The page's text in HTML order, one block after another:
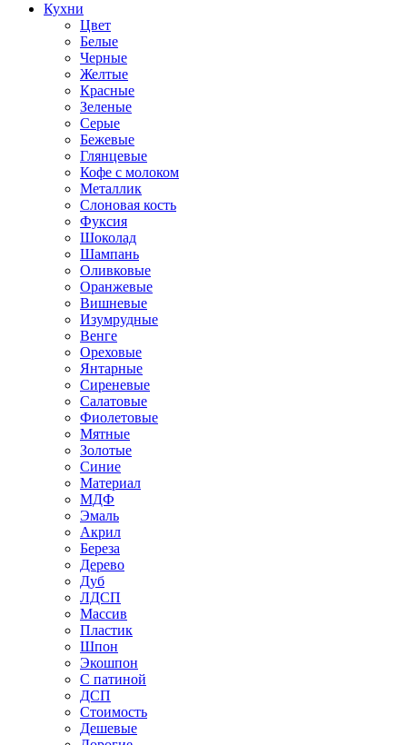
Кухни
Цвет
Белые
Черные
Желтые
Красные
Зеленые
Серые
Бежевые
Глянцевые
Кофе с молоком
Металлик
Слоновая кость
Фуксия
Шоколад
Шампань
Оливковые
Оранжевые
Вишневые
Изумрудные
Венге
Ореховые
Янтарные
Сиреневые
Салатовые
Фиолетовые
Мятные
Золотые
Синие
Материал
МДФ
Эмаль
Акрил
Береза
Дерево
Дуб
ЛДСП
Массив
Пластик
Шпон
Экошпон
С патиной
ДСП
Стоимость
Дешевые